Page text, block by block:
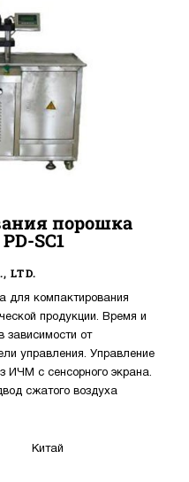
порошка
SC1
LTD.
для компактирования
продукции. Время и
зависимости от
управления. Управление
ИЧМ с сенсорного экрана.
сжатого воздуха
Китай